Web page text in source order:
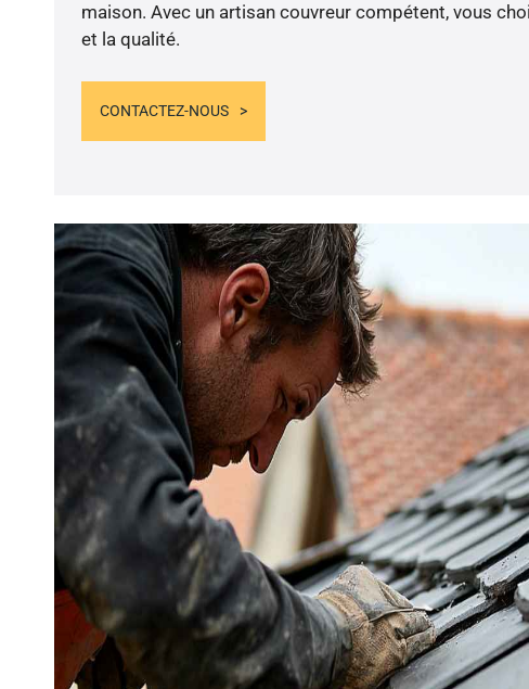
maison. Avec un artisan couvreur compétent, vous
et la qualité.
CONTACTEZ-NOUS